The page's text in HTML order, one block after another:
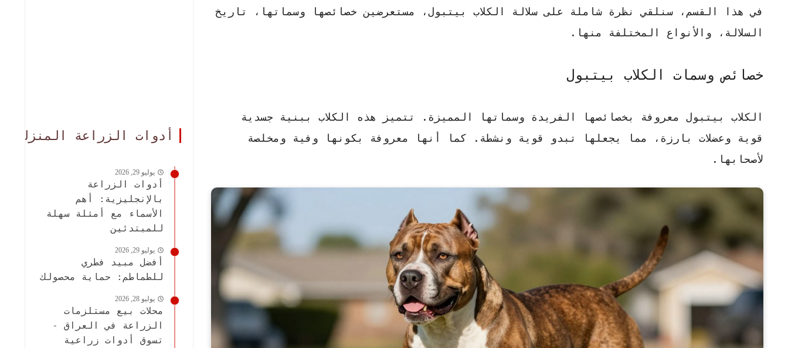
في هذا القسم، سنلقي نظرة شاملة على سلالة الكلاب بيتبول، مستعرضين خصائصها وسماتها، تاريخ
السلالة، والأنواع المختلفة منها.
خصائص وسمات الكلاب بيتبول
الكلاب بيتبول معروفة بخصائصها الفريدة وسماتها المميزة. تتميز هذه الكلاب ببنية جسدية
قوية وعضلات بارزة، مما يجعلها تبدو
قوية ونشطة . كما أنها معروفة بكونها وفية ومخلصة
لأصحابها.
أدوات الزراعة المنزلية
يوليو 29, 2026
أدوات الزراعة
بالإنجليزية: أهم
الأسماء مع أمثلة سهلة
للمبتدئين
يوليو 29, 2026
أفضل مبيد فطري
للطماطم: حماية محصولك
يوليو 28, 2026
محلات بيع مستلزمات
الزراعة في العراق -
تسوق أدوات زراعية